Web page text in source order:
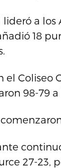
a
18
el Coliseo
98-79 a
27-23,